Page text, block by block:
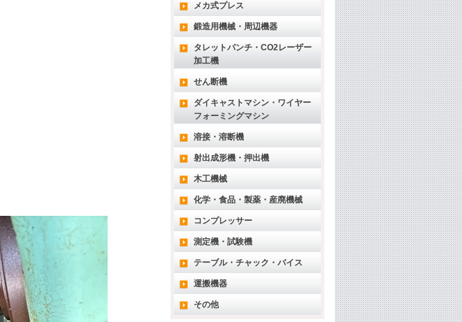
メカ式プレス
鍛造用機械・周辺機器
タレットパンチ・CO2レーザー
加工機
せん断機
ダイキャストマシン・ワイヤー
フォーミングマシン
溶接・溶断機
射出成形機・押出機
木工機械
化学・食品・製薬・産廃機械
コンプレッサー
測定機・試験機
テーブル・チャック・バイス
運搬機器
その他